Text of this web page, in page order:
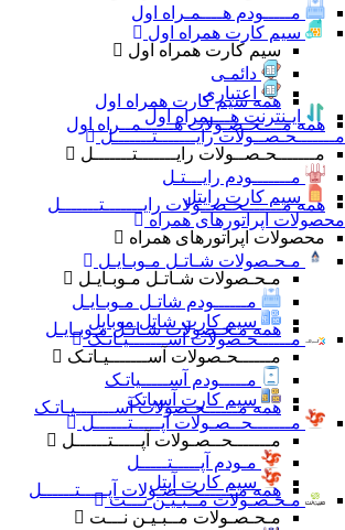
مـــــودم هــــمـراه اول
سیم کارت همراه اول
سیم کارت همراه اول
دائمـی
اعتباری
همه سیم کارت همراه اول
ایـنترنت هــــمراه اول
همه مــــحـصـولات هــــــمــراه اول
مـــــــحـصــولات رایـــــــتـــــــل
مـــــــحـصــولات رایـــــــتـــــــل
مـــــــودم رایـــتـل
سیم کارت رایتل
همه مـــــــحـصــولات رایـــــــتـــــــل
محصولات اپراتورهای همراه
محصولات اپراتورهای همراه
مـحـصولات شـاتـل مـوبـایـل
مـحـصولات شـاتـل مـوبـایـل
مــــــودم شاتـل مـوبـایـل
سیم کارت شاتل موبایل
همه مـحـصولات شـاتـل مـوبـایـل
مــــــحـصولات آســـــــیـاتـک
مــــــحـصولات آســـــــیـاتـک
مـــــودم آســـــیاتـک
سیم کارت آسیاتک
همه مــــــحـصولات آســـــــیـاتـک
مـــــــحــصـولات آپـــــتــــــل
مـــــــحــصـولات آپـــــتــــــل
مـودم آپـــــتـــــل
سیم کارت آپتل
همه مـــــــحــصـولات آپـــــتــــــل
مـحـصـولات مــبـیـن نـــت
مـحـصـولات مــبـیـن نـــت